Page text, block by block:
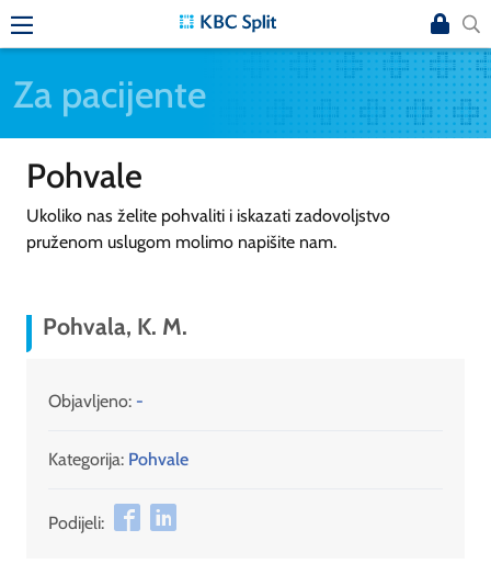
Za pacijente
Pohvale
Ukoliko nas želite pohvaliti i iskazati zadovoljstvo
pruženom uslugom molimo napišite nam.
Pohvala, K. M.
Objavljeno: -
Kategorija: Pohvale
Podijeli: